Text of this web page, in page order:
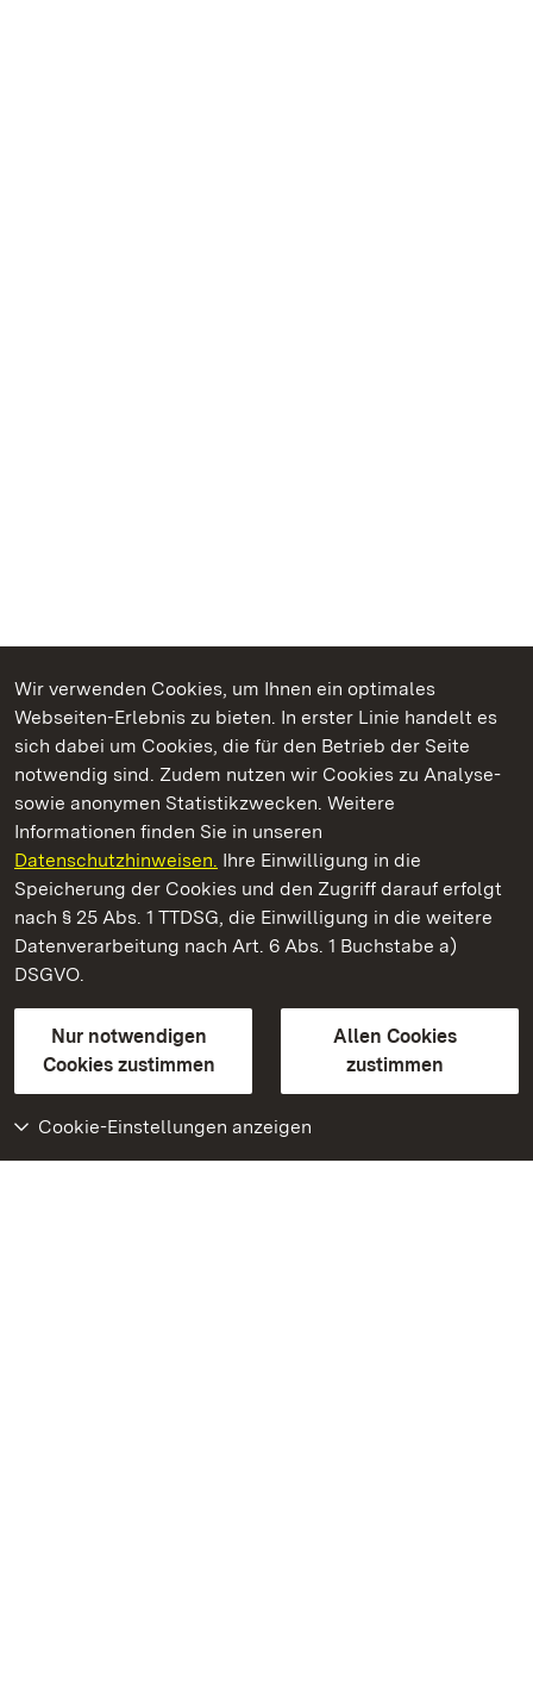
Wir verwenden Cookies, um Ihnen ein optimales
Webseiten-Erlebnis zu bieten. In erster Linie handelt es
sich dabei um Cookies, die für den Betrieb der Seite
notwendig sind. Zudem nutzen wir Cookies zu Analyse-
sowie anonymen Statistikzwecken. Weitere
Informationen finden Sie in unseren
Datenschutzhinweisen. Ihre Einwilligung in die
Speicherung der Cookies und den Zugriff darauf erfolgt
nach § 25 Abs. 1 TTDSG, die Einwilligung in die weitere
Datenverarbeitung nach Art. 6 Abs. 1 Buchstabe a)
DSGVO.
Nur notwendigen
Cookies zustimmen
Allen Cookies
zustimmen
Cookie-Einstellungen anzeigen
Kommen. Staunen. Genießen.
Staatliche Schlösser und Gärten Baden‑Württemberg
Staatliche Schlösser und Gärten Baden-Württemberg
Kontakt
GebärdenspracheLeichte Sprache
Erklärung zur Barrierefreiheit
BITV-konform (geprüfte Seiten)
Weiteres